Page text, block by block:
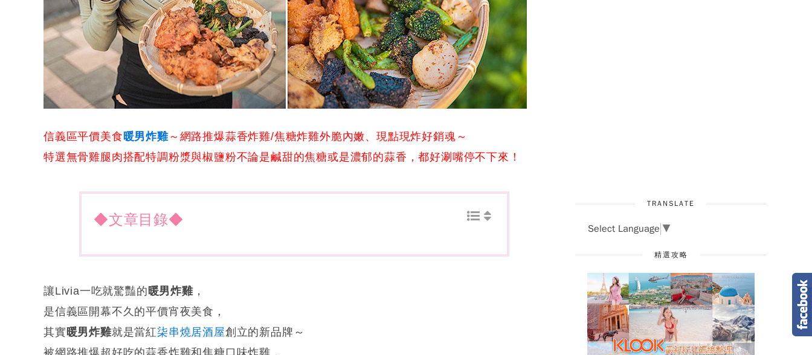
信義區平價美食暖男炸雞～網路推爆蒜香炸雞/焦糖炸雞外脆內嫩、現點現炸好銷魂～
特選無骨雞腿肉搭配特調粉漿與椒鹽粉不論是鹹甜的焦糖或是濃郁的蒜香，都好涮嘴停不下來！
◆文章目錄◆
讓Livia一吃就驚豔的暖男炸雞，
是信義區開幕不久的平價宵夜美食，
其實暖男炸雞就是當紅柒串燒居酒屋創立的新品牌～
被網路推爆超好吃的蒜香炸雞和焦糖口味炸雞，
TRANSLATE
Select Language ▼
精選攻略